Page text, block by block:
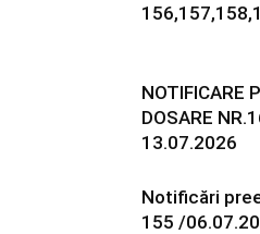
NOTIFICARE
DOSARE
13.07.2026
Notificări
155 /